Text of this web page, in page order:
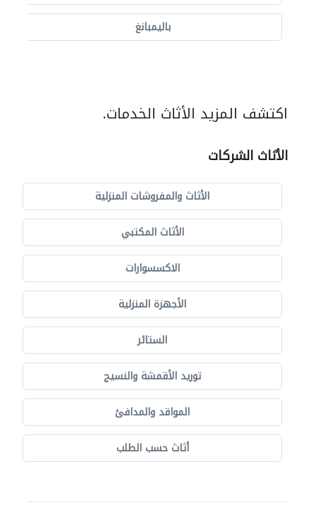
باليمبانغ
اكتشف المزيد الأثاث الخدمات.
الأثاث الشركات
الأثاث والمفروشات المنزلية
الأثاث المكتبي
الاكسسوارات
الأجهزة المنزلية
الستائر
توريد الأقمشة والنسيج
المواقد والمدافئ
أثاث حسب الطلب